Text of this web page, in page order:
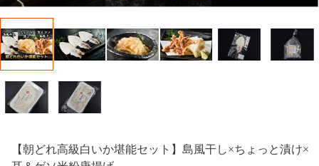
【朝どれ高級白いか堪能セット】島風干し×ちょっと漬け×